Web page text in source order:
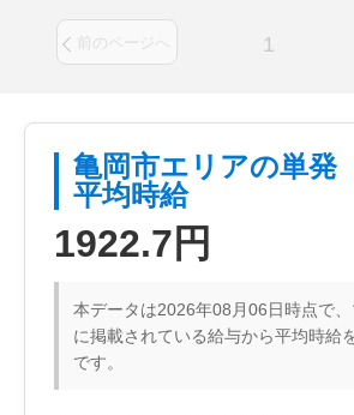
前のページへ 1
亀岡市エリアの単発
平均時給
1922.7円
本データは2026年08月06日時点で
に掲載されている給与から平均時給
です。